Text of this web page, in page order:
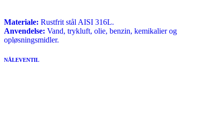
Materiale: Rustfrit stål AISI 316L.
Anvendelse: Vand, trykluft, olie, benzin, kemikalier og
opløsningsmidler.
NÅLEVENTIL